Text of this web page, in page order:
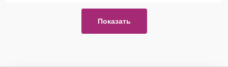
Показать